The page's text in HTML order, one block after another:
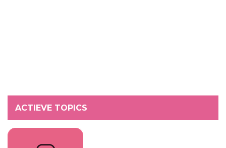
ACTIEVE TOPICS